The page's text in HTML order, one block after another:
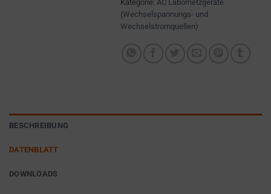
Kategorie: AC Labornetzgeräte
(Wechselspannungs- und
Wechselstromquellen)
BESCHREIBUNG
DATENBLATT
DOWNLOADS
TARGETING
AND
COOKIES)
STORED AND
types,
session
cookies